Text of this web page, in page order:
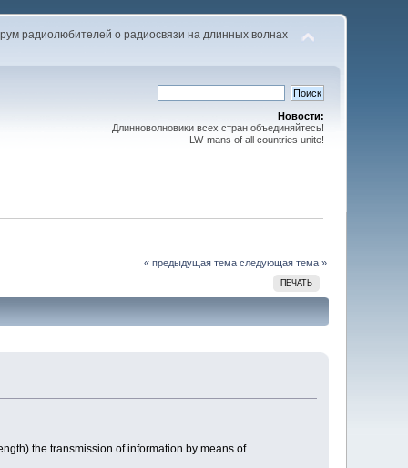
радиолюбителей о радиосвязи на длинных волнах
Новости:
Длинноволновики всех стран объединяйтесь!
LW-mans of all countries unite!
« предыдущая тема следующая тема »
ПЕЧАТЬ
the transmission of information by means of